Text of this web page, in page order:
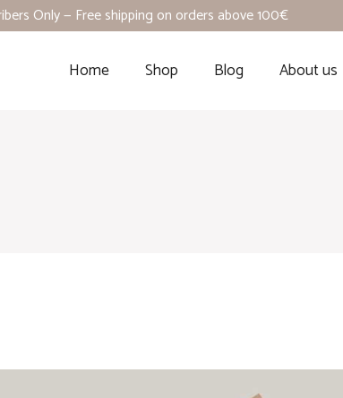
Only — Free shipping on orders above 100€
Home Shop Blog About us